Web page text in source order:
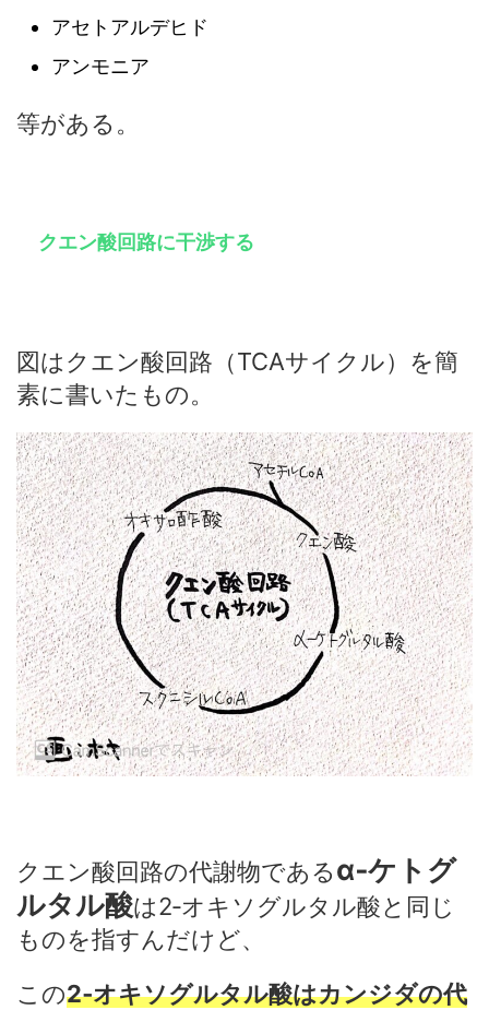
アセトアルデヒド
アンモニア
等がある。
クエン酸回路に干渉する
図はクエン酸回路（TCAサイクル）を簡
素に書いたもの。
クエン酸回路の代謝物であるα‐ケトグ
ルタル酸は2‐オキソグルタル酸と同じ
ものを指すんだけど、
この2‐オキソグルタル酸はカンジダの代